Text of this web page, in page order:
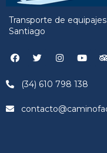
Transporte de
Santiago
(34) 610 798 138